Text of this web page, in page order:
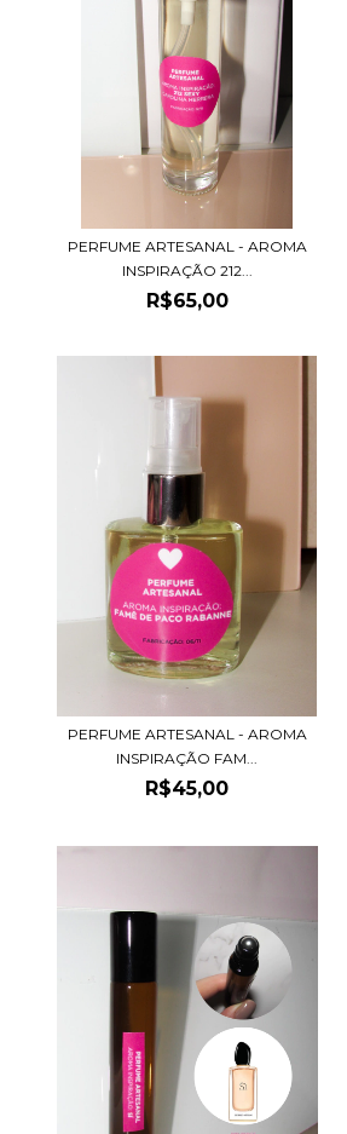
PERFUME ARTESANAL - AROMA
INSPIRAÇÃO 212...
R$65,00
PERFUME ARTESANAL - AROMA
INSPIRAÇÃO FAM...
R$45,00